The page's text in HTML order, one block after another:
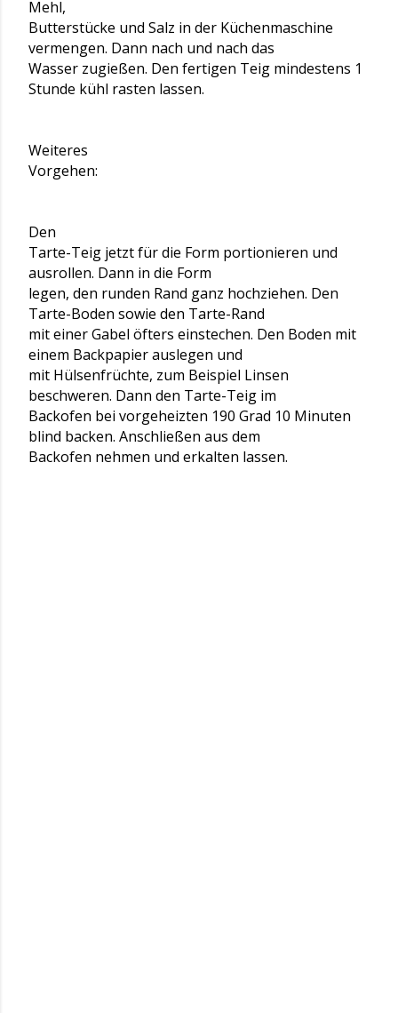
Mehl,
Butterstücke und Salz in der Küchenmaschine
vermengen. Dann nach und nach das
Wasser zugießen. Den fertigen Teig mindestens 1
Stunde kühl rasten lassen.
Weiteres
Vorgehen:
Den
Tarte-Teig jetzt für die Form portionieren und
ausrollen. Dann in die Form
legen, den runden Rand ganz hochziehen. Den
Tarte-Boden sowie den Tarte-Rand
mit einer Gabel öfters einstechen. Den Boden mit
einem Backpapier auslegen und
mit Hülsenfrüchte, zum Beispiel Linsen
beschweren. Dann den Tarte-Teig im
Backofen bei vorgeheizten 190 Grad 10 Minuten
blind backen. Anschließen aus dem
Backofen nehmen und erkalten lassen.